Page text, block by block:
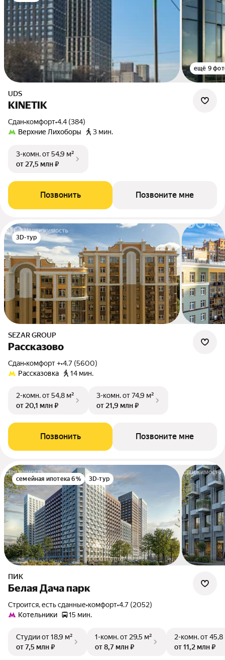
ещё 9
UDS
KINETIK
Сдан•комфорт•4.4 (384)
Верхние Лихоборы
3 мин.
3-комн.от 54,9 м²
от 27,5 млн ₽
Позвонить Позвоните мне
3D-тур
SEZAR GROUP
Рассказово
Сдан•комфорт +•4.7 (5600)
Рассказовка
14 мин.
2-комн.от 54,8 м²
от 20,1 млн ₽
3-комн.от 74,9 м²
от 21,9 млн ₽
Позвонить Позвоните мне
семейная ипотека 6% 3D-тур
ПИК
Белая Дача парк
Строится, есть сданные•комфорт•4.7 (2052)
Котельники
15 мин.
Студииот 18,9 м²
от 7,5 млн ₽
1-комн.от 29,5 м²
от 8,7 млн ₽
2-комн.от 45,8
от 11,2 млн ₽